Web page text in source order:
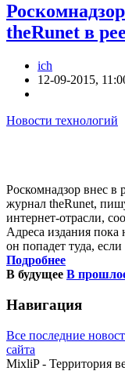
theRunet в
ich
12-09-2015,
Новости технологий
Роскомнадзор внес в
журнал theRunet,
интернет-отрасли,
Адреса издания пока
он попадет туда, если
Подробнее
В будущее В
Навигация
Все последние
сайта
MixliP - Территория